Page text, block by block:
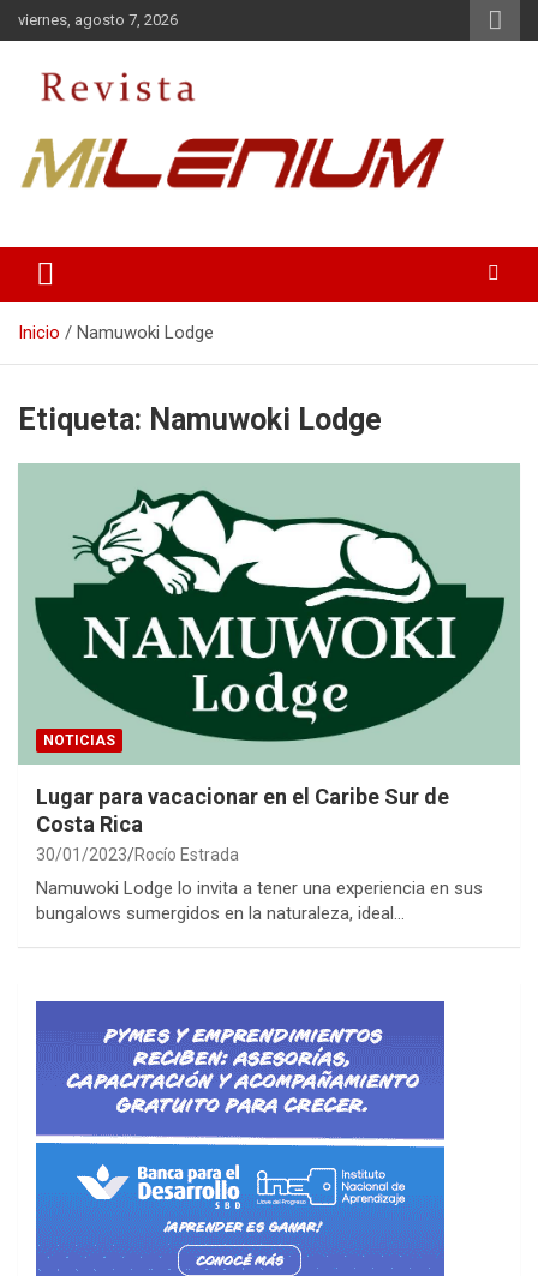
Saltar
al
viernes, agosto 7, 2026
Inicio Namuwoki Lodge
Etiqueta: Namuwoki Lodge
NOTICIAS
Lugar para vacacionar en el Caribe Sur de
Costa Rica
30/01/2023 Rocío Estrada
Namuwoki Lodge lo invita a tener una experiencia en sus
bungalows sumergidos en la naturaleza, ideal…